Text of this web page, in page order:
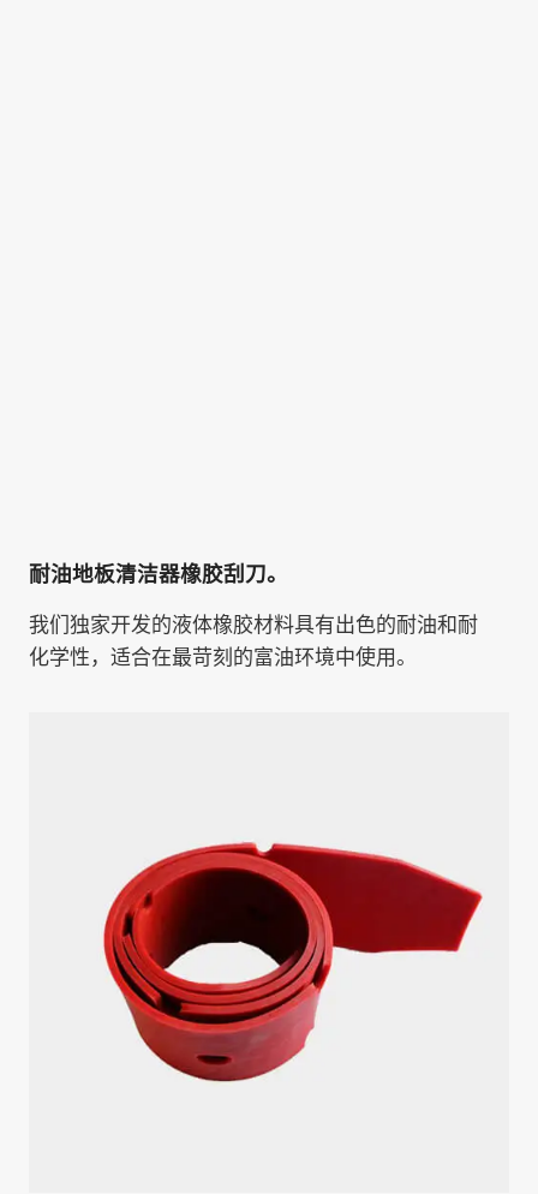
耐油地板清洁器橡胶刮刀。
我们独家开发的液体橡胶材料具有出色的耐油和耐
化学性，适合在最苛刻的富油环境中使用。